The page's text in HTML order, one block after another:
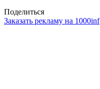
Поделиться
Заказать рекламу на 1000inf